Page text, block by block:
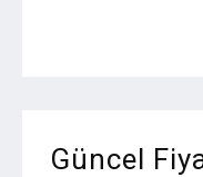
Güncel